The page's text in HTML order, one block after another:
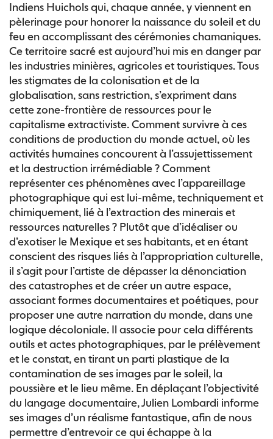
Indiens Huichols qui, chaque année, y viennent en
pèlerinage pour honorer la naissance du soleil et du
feu en accomplissant des cérémonies chamaniques.
Ce territoire sacré est aujourd’hui mis en danger par
les industries minières, agricoles et touristiques. Tous
les stigmates de la colonisation et de la
globalisation, sans restriction, s’expriment dans
cette zone-frontière de ressources pour le
capitalisme extractiviste. Comment survivre à ces
conditions de production du monde actuel, où les
activités humaines concourent à l’assujettissement
et la destruction irrémédiable ? Comment
représenter ces phénomènes avec l’appareillage
photographique qui est lui-même, techniquement et
chimiquement, lié à l’extraction des minerais et
ressources naturelles ? Plutôt que d’idéaliser ou
d’exotiser le Mexique et ses habitants, et en étant
conscient des risques liés à l’appropriation culturelle,
il s’agit pour l’artiste de dépasser la dénonciation
des catastrophes et de créer un autre espace,
associant formes documentaires et poétiques, pour
proposer une autre narration du monde, dans une
logique décoloniale. Il associe pour cela différents
outils et actes photographiques, par le prélèvement
et le constat, en tirant un parti plastique de la
contamination de ses images par le soleil, la
poussière et le lieu même. En déplaçant l’objectivité
du langage documentaire, Julien Lombardi informe
ses images d’un réalisme fantastique, afin de nous
permettre d’entrevoir ce qui échappe à la